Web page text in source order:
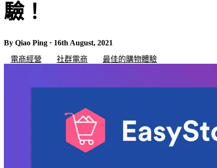
驗！
By Qiao Ping · 16th August, 2021
電商經營
社群電商 最佳的購物體驗